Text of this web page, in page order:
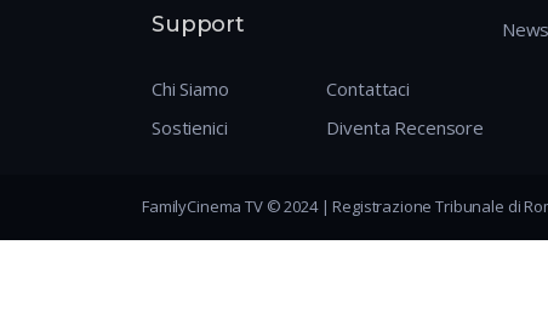
Support
Chi Siamo
Sostienici
Contattaci
Diventa Recensore
FamilyCinema TV © 2024 | Registrazione Tribunale di